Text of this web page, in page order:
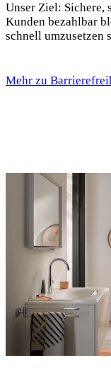
Unser Ziel: Sichere,
Kunden bezahlbar
schnell umzusetzen
Mehr zu